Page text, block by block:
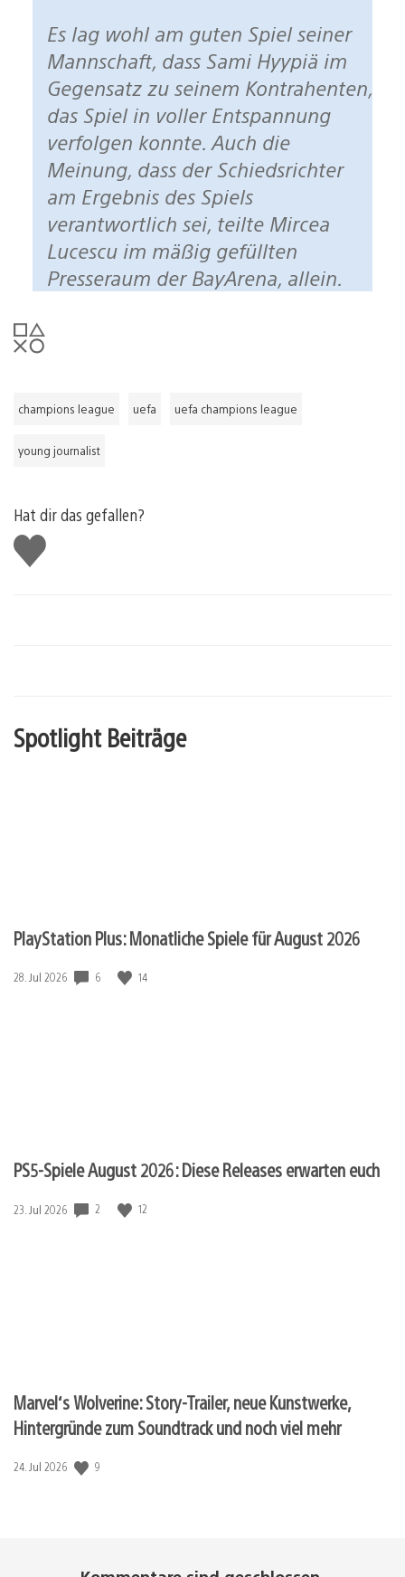
Es lag wohl am guten Spiel seiner
Mannschaft, dass Sami Hyypiä im
Gegensatz zu seinem Kontrahenten,
das Spiel in voller Entspannung
verfolgen konnte. Auch die
Meinung, dass der Schiedsrichter
am Ergebnis des Spiels
verantwortlich sei, teilte Mircea
Lucescu im mäßig gefüllten
Presseraum der BayArena, allein.
champions league uefa uefa champions league
young journalist
Hat dir das gefallen?
Gefällt
mir
Spotlight Beiträge
PlayStation Plus: Monatliche Spiele für August 2026
Veröffentlichungsdatum:
28. Jul 2026 6 14
PS5-Spiele August 2026: Diese Releases erwarten euch
Veröffentlichungsdatum:
23. Jul 2026 2 12
Marvel‘s Wolverine: Story-Trailer, neue Kunstwerke,
Hintergründe zum Soundtrack und noch viel mehr
Veröffentlichungsdatum:
24. Jul 2026 9